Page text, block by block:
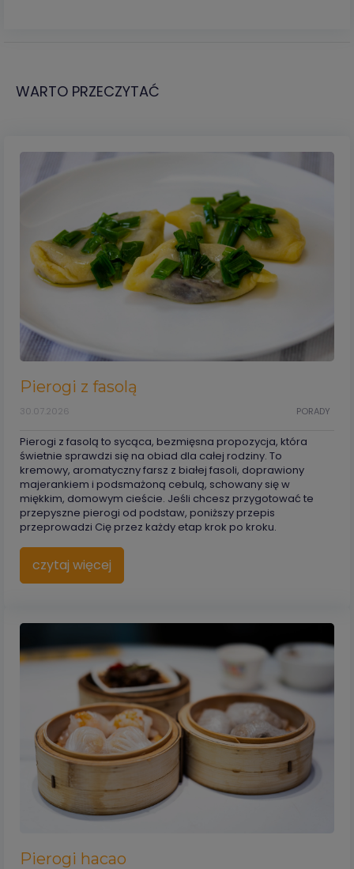
WARTO PRZECZYTAĆ
Pierogi z fasolą
PORADY
30.07.2026
Pierogi z fasolą to sycąca, bezmięsna propozycja, która
świetnie sprawdzi się na obiad dla całej rodziny. To
kremowy, aromatyczny farsz z białej fasoli, doprawiony
majerankiem i podsmażoną cebulą, schowany się w
miękkim, domowym cieście. Jeśli chcesz przygotować te
przepyszne pierogi od podstaw, poniższy przepis
przeprowadzi Cię przez każdy etap krok po kroku.
czytaj więcej
Pierogi hacao